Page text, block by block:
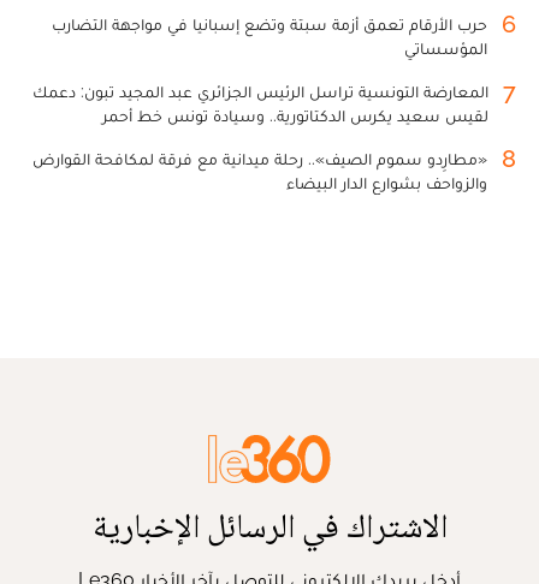
6
حرب الأرقام تعمق أزمة سبتة وتضع إسبانيا في مواجهة التضارب
المؤسساتي
7
المعارضة التونسية تراسل الرئيس الجزائري عبد المجيد تبون: دعمك
لقيس سعيد يكرس الدكتاتورية.. وسيادة تونس خط أحمر
8
«مطارِدو سموم الصيف».. رحلة ميدانية مع فرقة لمكافحة القوارض
والزواحف بشوارع الدار البيضاء
الاشتراك في الرسائل الإخبارية